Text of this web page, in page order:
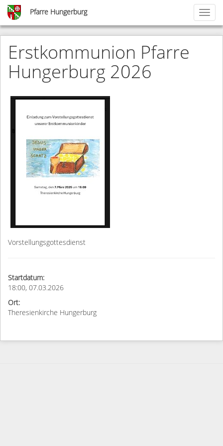
Skip
main
content
Pfarre Hungerburg
Erstkommunion Pfarre
Hungerburg 2026
Vorstellungsgottesdienst
Startdatum:
18:00, 07.03.2026
Ort:
Theresienkirche Hungerburg